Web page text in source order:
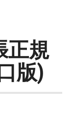
正規
版)